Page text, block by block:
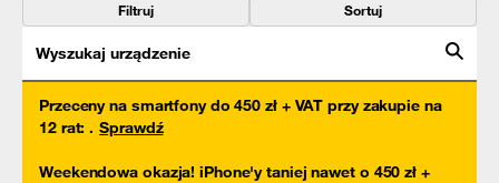
Filtruj Sortuj
Wyszukaj urządzenie
Przeceny na smartfony do 450 zł + VAT przy zakupie na
12 rat: . Sprawdź
Weekendowa okazja! iPhone'y taniej nawet o 450 zł +